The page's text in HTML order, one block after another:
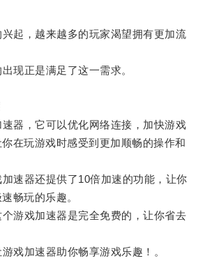
，越来越多的玩家渴望拥有更加流
正是满足了这一需求。
，它可以优化网络连接，加快游戏
在玩游戏时感受到更加顺畅的操作和
器还提供了10倍加速的功能，让你
畅玩的乐趣。
戏加速器是完全免费的，让你省去
加速器助你畅享游戏乐趣！。